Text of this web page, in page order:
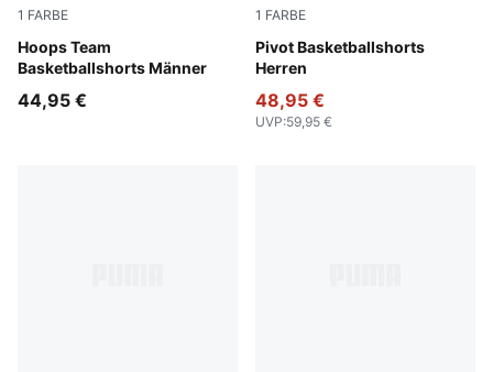
1 FARBE
Hoops Team
Basketballshorts Männer
Puma Black
44,95 €
1 FARBE
Pivot Basketballshorts
Herren
Puma Black
48,95 €
UVP:59,95 €